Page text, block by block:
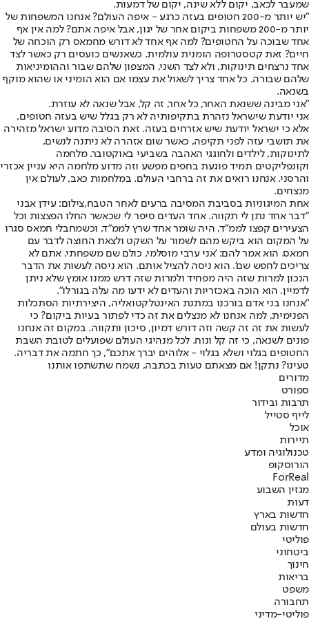
שמעבר לכאב, יקום ללא שינה, יקום של דמעות.
"יש יותר מ-200 חטופים בעזה כרגע - איפה העולם? אנחנו המשפחות של
יותר מ-200 משפחות ביקום אחר של יגון, אבל איפה אתם? למה אין אף
אחד שבוכה על החטופים? למה אף אחד לא דורש מחמאס רק הוכחה של
חיים? זאת קטסטרופה הומנית עולמית. כשאנשים כועסים רק כאשר לצד
אחד נרצחים תינוקות, ולא לצד השני, המצפון שלהם שבור וההומיניאות
שלהם שבורה. כל אחד צריך לשאול את עצמו אם הוא הומיני או שהוא מוקף
בשנאה.
"אני מבינה ששנאת האחר, כל אחר, זה קל, אבל שנאה לא עוזרת.
אני יודעת שישראל נזהרת בתקיפותיה לא רק בגלל שיש בעזה חטופים,
אלא כי ישראל יודעת שיש אזרחים בעזה. זאת הסיבה מדוע ישראל מזהירה
את תושבי עזה לפני תקיפה, כאשר שום אזהרה לא ניתנה לנשים,
לתינוקות, לילדים ולחוגגי האהבה בשביעי באוקטובר. מלחמה
וקונפליקטים תמיד פוגעת בחפים מפשע וזה מדוע מלחמה היא עניין אכזרי
והרסני. אנחנו רואים את זה ברחבי העולם. במלחמות כאב, לעולם אין
מנצחים.
אחת המיגוניות בסביבת המסיבה ברעים לאחר הטבח,צילום: עידן אבני
"דבר אחד נתן לי תקווה. אחד העדים סיפר לי שכאשר החלו הפצצות וכל
הצעירים קפצו לממ"ד, היה שומר אחד שרץ לממ"ד, וכשמחבלי חמאס סגרו
על המקום הוא ביקש מהם לשמור על השקט ולצאת החוצה לדבר עם
חמאס. הוא אמר להם: 'אני ערבי מוסלמי, כולם שם משפחתי, אתם לא
צריכים לחפש שם'. הוא ניסה להציל אותם. הוא ניסה לעשות את הדבר
הנכון למרות שזה היה מפחיד ולמרות שזה דרש ממנו אומץ שלא ניתן
לדמיין. הוא הוכה באכזריות והעדים לא ידעו מה עלה בגורלו".
"אנחנו בני אדם בורכנו במתנת האינטלקטואליה, היצירתיות הסתכלות
הפנימית, למה אנחנו לא מנצלים את זה כדי לפתור בעיות ביקום? כי
לעשות את זה זה קשה וזה דורש דמיון, סיכון ותקווה. במקום זה אנחנו
פונים לשנאה, כי זה קל ונוח. לכל מנהיגי העולם שפועלים לטובת השבת
החטופים בגלוי ושלא בגלוי - אלוהים יברך אתכם", כך חתמה את דבריה.
טעינו? נתקן! אם מצאתם טעות בכתבה, נשמח שתשתפו אותנו
מדורים
ספורט
תרבות ובידור
לייף סטייל
אוכל
תיירות
טכנולוגיה ומדע
הורוסקופ
ForReal
מגזין השבוע
דעות
חדשות בארץ
חדשות בעולם
פוליטי
ביטחוני
חינוך
בריאות
משפט
תחבורה
פוליטי-מדיני